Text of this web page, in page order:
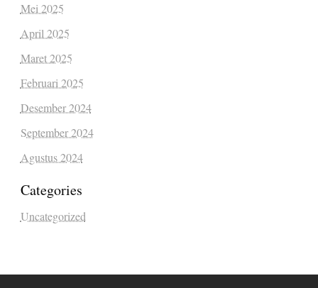
Mei 2025
April 2025
Maret 2025
Februari 2025
Desember 2024
September 2024
Agustus 2024
Categories
Uncategorized